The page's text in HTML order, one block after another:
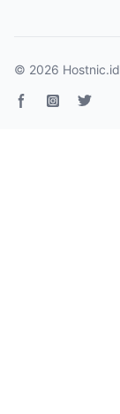
© 2026 Hostnic.id